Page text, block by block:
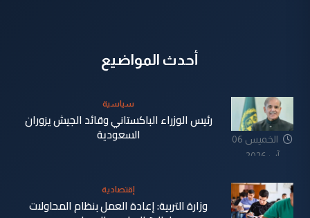
أحدث المواضيع
الخميس 06
آب 2026
سياسية
رئيس الوزراء الباكستاني وقائد الجيش يزوران
السعودية
إقتصادية
وزارة التربية: إعادة العمل بنظام المحاولات